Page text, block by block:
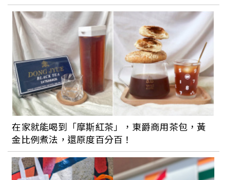
2023全台各地燈會特色總整理！除了台北
之外，新北燈會、高雄蓮潭燈會也很精彩
在家就能喝到「摩斯紅茶」，東爵商用茶包，黃
金比例煮法，還原度百分百！